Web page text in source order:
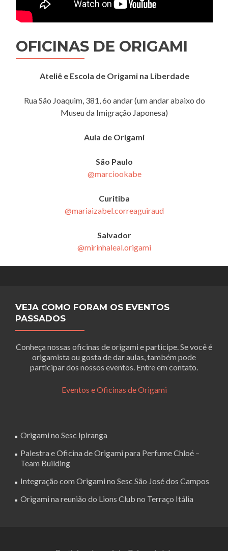
OFICINAS DE ORIGAMI
Ateliê e Escola de Origami na Liberdade
Rua São Joaquim, 381, 6o andar (um andar abaixo do
Museu da Imigração Japonesa)
Aula de Origami
São Paulo
@marciookabe
Curitiba
@mariaizabel.correaguiraud
Salvador
@mirinhaleal.origami
VEJA COMO FORAM OS EVENTOS
PASSADOS
Conheça nossas oficinas de origami e participe. Se você é
origamista ou gosta de dar aulas, também pode
participar dos nossos eventos. Entre em contato.
Eventos e Oficinas de Origami
Origami no Sesc Ipiranga
Palestra e Oficina de Origami para Perfume Chloé –
Team Building
Integração com Origami no Sesc São José dos Campos
Origami na reunião do Lions Club no Terraço Itália